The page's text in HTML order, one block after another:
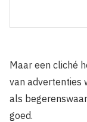
Maar een cliché
van advertenties
als
goed.